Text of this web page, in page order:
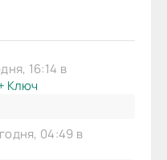
16:14 в
Ключ
04:49 в